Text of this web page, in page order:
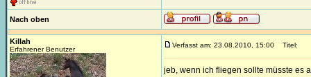
Nach oben
Killah
Erfahrener Benutzer
Verfasst am: 23.08.2010, 15:00 Titel:
jeb, wenn ich fliegen sollte müsste es